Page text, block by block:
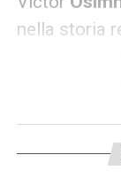
nella storia
dal Lille nel
Scudetto
energia in